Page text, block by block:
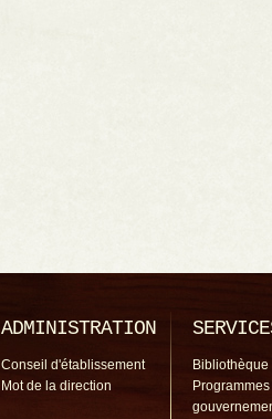
ADMINISTRATION
Conseil d'établissement
Mot de la direction
Bibliothèque
Programmes